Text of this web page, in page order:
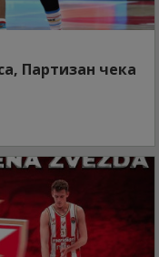
Партизан чека